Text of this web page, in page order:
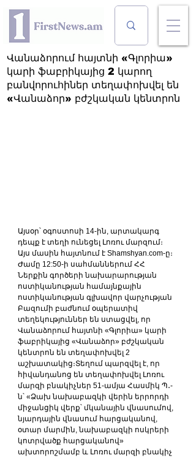
Վանաձորում հայտնի «Գլորիա»
կարի ֆաբրիկայից 2 կարող
բանվորուհիներ տեղափոխվել են
«Վանաձոր» բժշկական կենտրոն
Այսօր՝ օգոստոսի 14-ին, արտակարգ
դեպք է տեղի ունեցել Լոռու մարզում։
Այս մասին հայտնում է Shamshyan.com-ը։
Ժամը 12:50-ի սահմաններում ՀՀ
Ներքին գործերի նախարարության
ոստիկանության համայնքային
ոստիկանության գլխավոր վարչության
Բազումի բաժնում օպերատիվ
տեղեկություններ են ստացվել, որ
Վանաձորում հայտնի «Գլորիա» կարի
ֆաբրիկայից «Վանաձոր» բժշկական
կենտրոն են տեղափոխվել 2
աշխատակից։Տեղում պարզվել է, որ
հիվանդանոց են տեղափոխվել Լոռու
մարզի բնակիչներ 51-ամյա Հասմիկ Պ․-
ն՝ «Ձախ նախաբազկի վերին երրորդի
միջանցիկ վերք՝ մկանային վնասումով,
նյարդային վնասում հարցականով,
օտար մարմին, նախաբազկի ոսկրերի
կոտրվածք հարցականով»
ախտորոշմամբ և Լոռու մարզի բնակիչ